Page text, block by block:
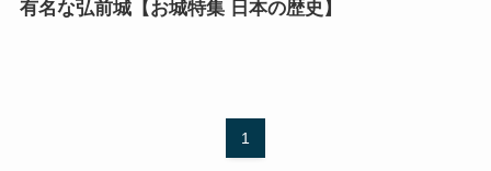
有名な弘前城【お城特集 日本の歴史】
1